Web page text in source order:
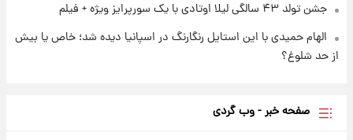
جشن تولد ۴۳ سالگی لیلا اوتادی با یک سورپرایز ویژه + فیلم
الهام حمیدی با این استایل رنگارنگ در اسپانیا دیده شد؛ خاص یا بیش
از حد شلوغ؟
صفحه خبر - وب گردی